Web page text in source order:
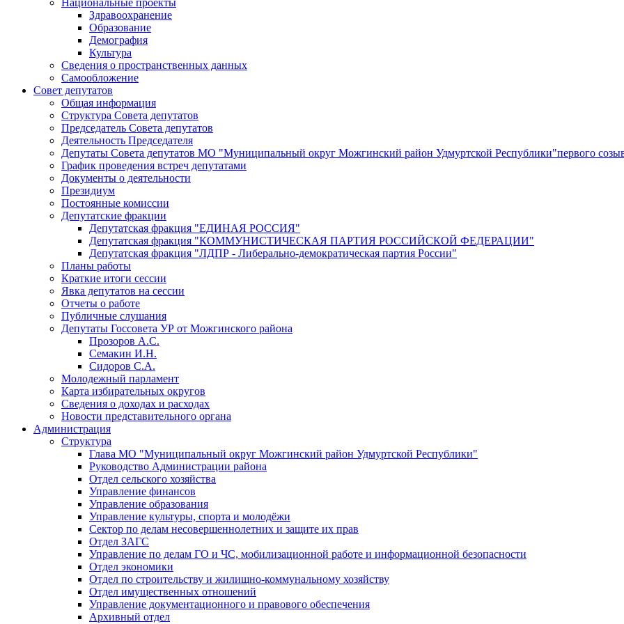
Здравоохранение
Образование
Демография
Культура
Сведения о пространственных данных
Самообложение
Совет депутатов
Общая информация
Структура Совета депутатов
Председатель Совета депутатов
Деятельность Председателя
Депутаты Совета депутатов МО "Муниципальный округ Можгинский район Удмуртской Республики"первого
График проведения встреч депутатами
Документы о деятельности
Президиум
Постоянные комиссии
Депутатские фракции
Депутатская фракция "ЕДИНАЯ РОССИЯ"
Депутатская фракция "КОММУНИСТИЧЕСКАЯ ПАРТИЯ РОССИЙСКОЙ ФЕДЕРАЦИИ"
Депутатская фракция "ЛДПР - Либерально-демократическая партия России"
Планы работы
Краткие итоги сессии
Явка депутатов на сессии
Отчеты о работе
Публичные слушания
Депутаты Госсовета УР от Можгинского района
Прозоров А.С.
Семакин И.Н.
Сидоров С.А.
Молодежный парламент
Карта избирательных округов
Сведения о доходах и расходах
Новости представительного органа
Администрация
Структура
Глава МО "Муниципальный округ Можгинский район Удмуртской Республики"
Руководство Администрации района
Отдел сельского хозяйства
Управление финансов
Управление образования
Управление культуры, спорта и молодёжи
Сектор по делам несовершеннолетних и защите их прав
Отдел ЗАГС
Управление по делам ГО и ЧС, мобилизационной работе и информационной безопасности
Отдел экономики
Отдел по строительству и жилищно-коммунальному хозяйству
Отдел имущественных отношений
Управление документационного и правового обеспечения
Архивный отдел